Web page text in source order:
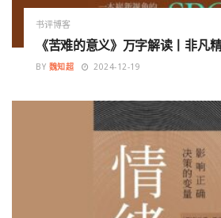
书评博客
《苦难的意义》万字解读丨非凡
BY 魏知超 2024-12-19